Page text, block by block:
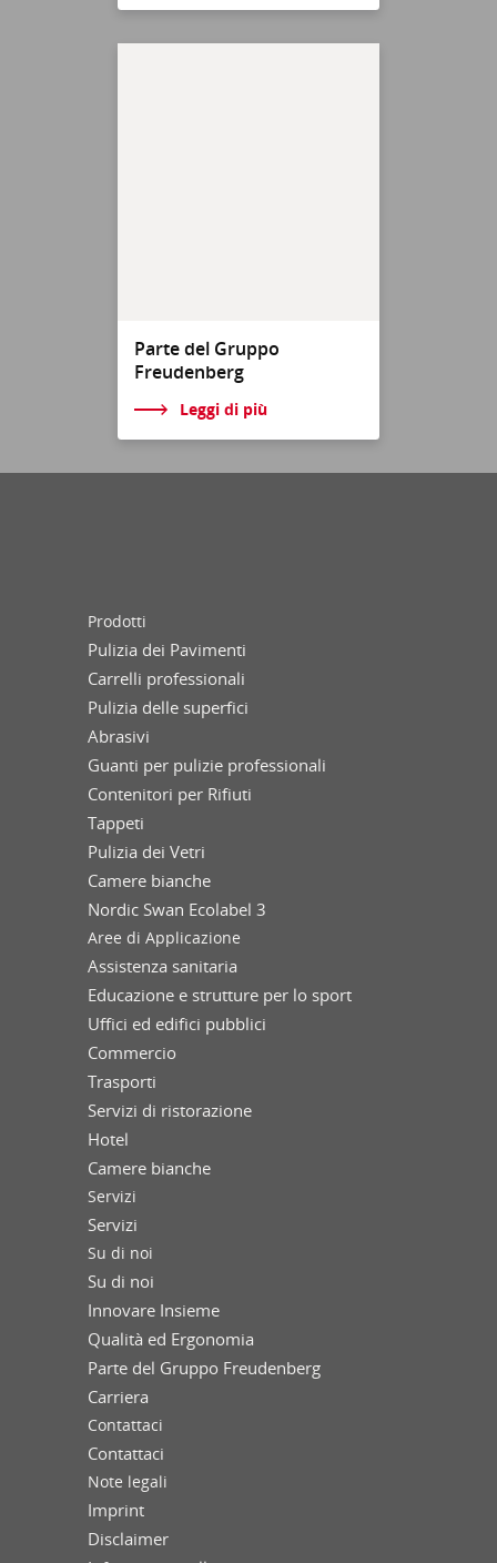
Parte del Gruppo
Freudenberg
Leggi di più
Prodotti
Pulizia dei Pavimenti
Carrelli professionali
Pulizia delle superfici
Abrasivi
Guanti per pulizie professionali
Contenitori per Rifiuti
Tappeti
Pulizia dei Vetri
Camere bianche
Nordic Swan Ecolabel 3
Aree di Applicazione
Assistenza sanitaria
Educazione e strutture per lo sport
Uffici ed edifici pubblici
Commercio
Trasporti
Servizi di ristorazione
Hotel
Camere bianche
Servizi
Servizi
Su di noi
Su di noi
Innovare Insieme
Qualità ed Ergonomia
Parte del Gruppo Freudenberg
Carriera
Contattaci
Contattaci
Note legali
Imprint
Disclaimer